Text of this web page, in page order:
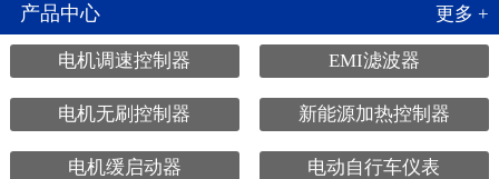
产品中心 更多 +
电机调速控制器 EMI滤波器
电机无刷控制器 新能源加热控制器
电机缓启动器 电动自行车仪表